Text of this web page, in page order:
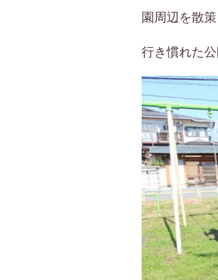
園周辺を散
行き慣れた